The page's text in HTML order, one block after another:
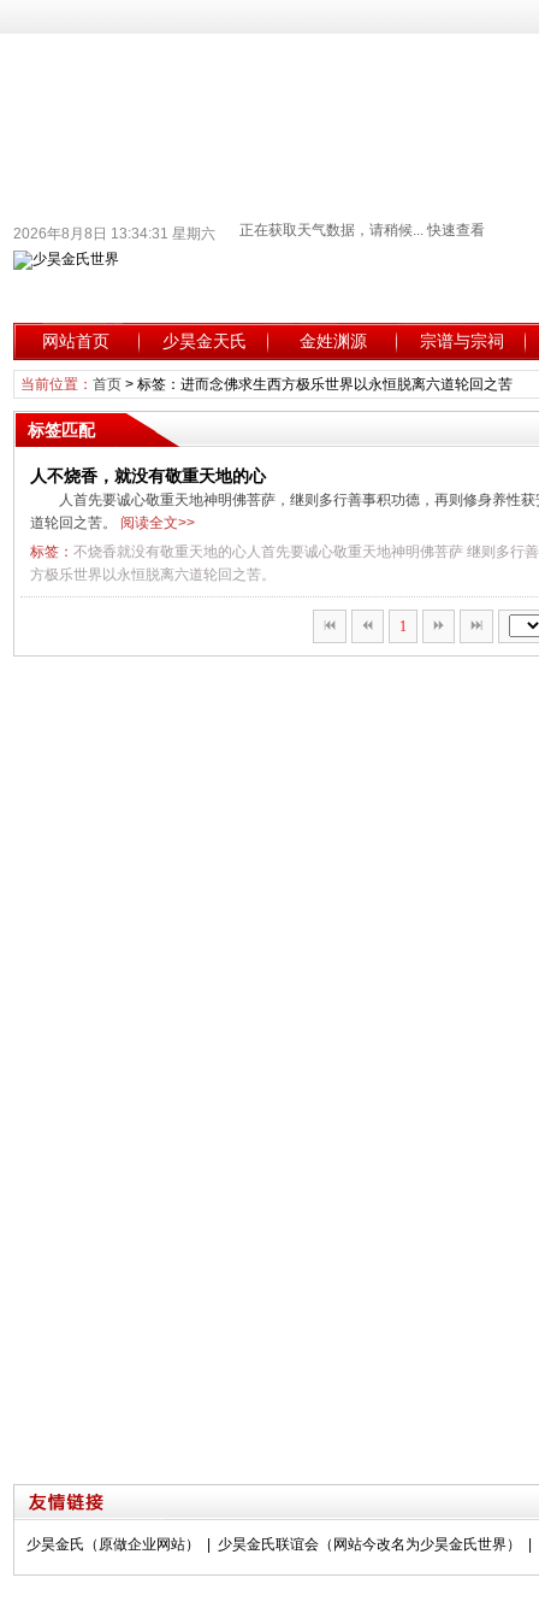
2026年8月8日 13:34:31 星期六
网站首页 少昊金天氏 金姓渊源 宗谱与宗祠
当前位置： 首页> 标签：进而念佛求生西方极乐世界以永恒脱离六道轮回之苦
标签匹配
人不烧香，就没有敬重天地的心
人首先要诚心敬重天地神明佛菩萨，继则多行善事积功德，再则修身养性
道轮回之苦。
阅读全文>>
标签： 不烧香就没有敬重天地的心人首先要诚心敬重天地神明佛菩萨 继则多行
方极乐世界以永恒脱离六道轮回之苦。
1
少昊金氏（原做企业网站） 少昊金氏联谊会（网站今改名为少昊金氏世界）